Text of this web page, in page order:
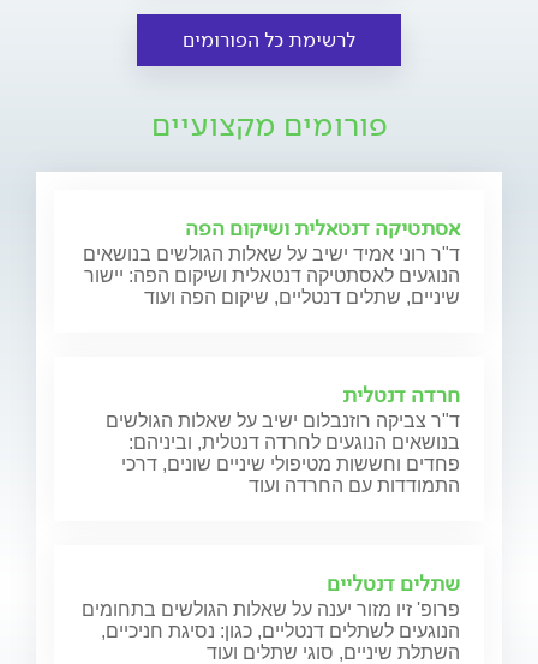
לרשימת כל הפורומים
פורומים מקצועיים
אסתטיקה דנטאלית ושיקום הפה
ד"ר רוני אמיד ישיב על שאלות הגולשים בנושאים
הנוגעים לאסתטיקה דנטאלית ושיקום הפה: יישור
שיניים, שתלים דנטליים, שיקום הפה ועוד
חרדה דנטלית
ד"ר צביקה רוזנבלום ישיב על שאלות הגולשים
בנושאים הנוגעים לחרדה דנטלית, וביניהם:
פחדים וחששות מטיפולי שיניים שונים, דרכי
התמודדות עם החרדה ועוד
שתלים דנטליים
פרופ' זיו מזור יענה על שאלות הגולשים בתחומים
הנוגעים לשתלים דנטליים, כגון: נסיגת חניכיים,
השתלת שיניים, סוגי שתלים ועוד